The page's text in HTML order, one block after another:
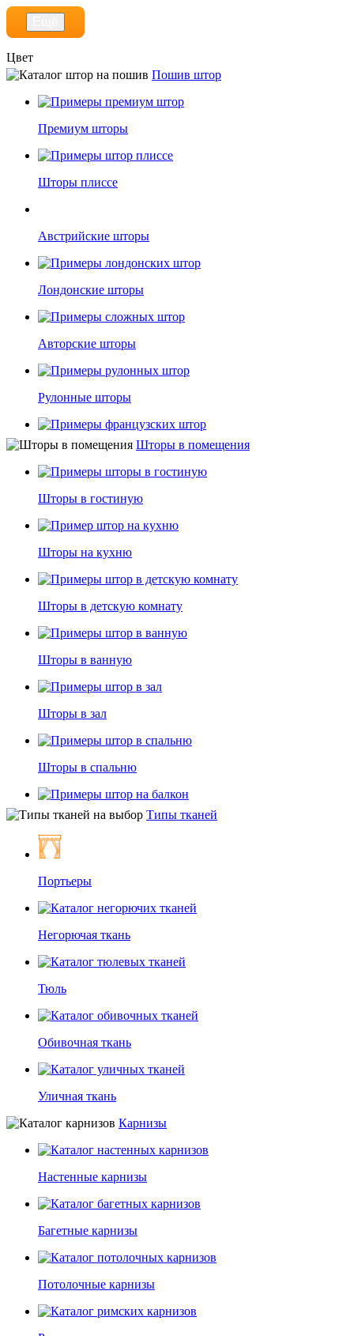
Цвет
Бежевый
Белый847
Бирюзовый
235
Бордовый74
Ещё
Пошив штор
Премиум шторы
Шторы плиссе
Австрийские шторы
Лондонские шторы
Авторские шторы
Рулонные шторы
Французские шторы
Шторы с бандо
Римские шторы
Шторы на люверсах
Шторы зебра (день-ночь)
Шторы мираж
Шторы рулонные наружные
Портьеры
Шторы в помещения
Шторы в гостиную
Шторы на кухню
Шторы в детскую комнату
Шторы в ванную
Шторы в зал
Шторы в спальню
Шторы на балкон
Шторы в дом
Шторы в офис
Типы тканей
Портьеры
Негорючая ткань
Тюль
Обивочная ткань
Уличная ткань
Карнизы
Настенные карнизы
Багетные карнизы
Потолочные карнизы